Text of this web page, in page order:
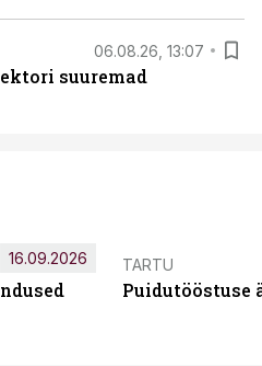
06.08.26, 13:07
suuremad
16.09.2026 TARTU
Puidutööstuse